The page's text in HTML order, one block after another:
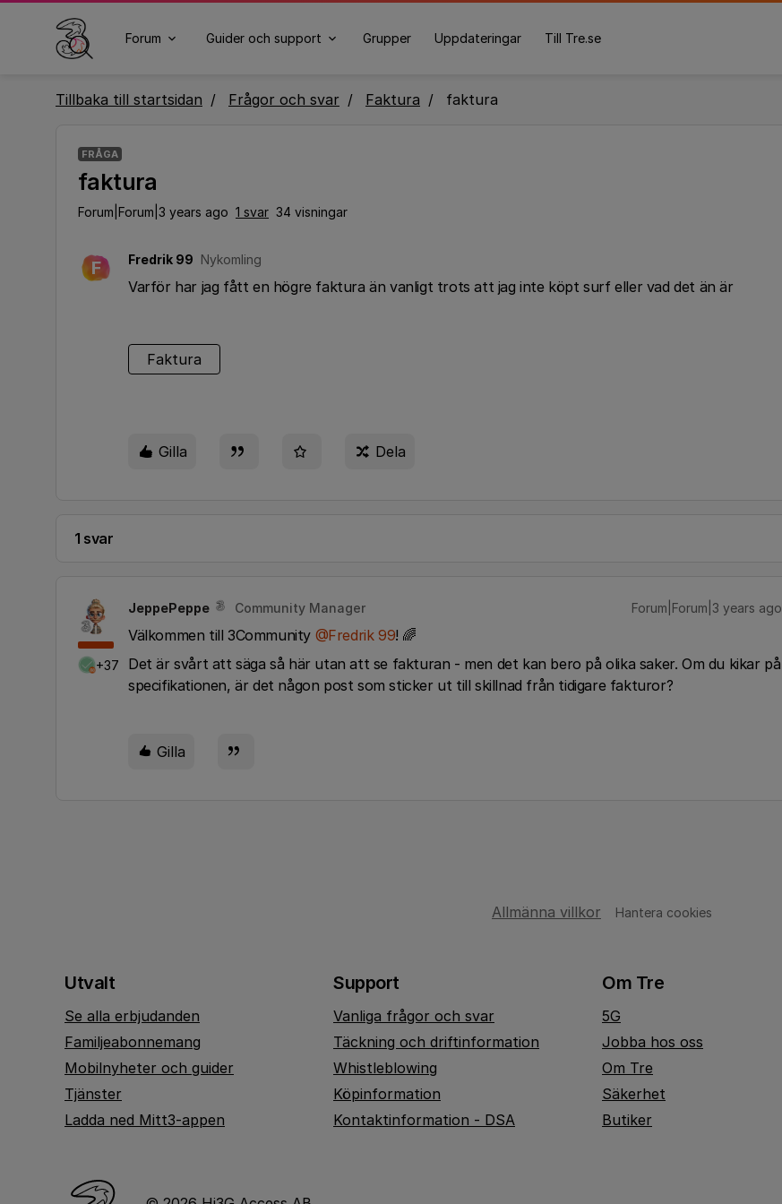
Forum Guider och support Grupper Uppdateringar Till Tre.se
Tillbaka till startsidan Frågor och svar Faktura faktura
FRÅGA
faktura
Forum|Forum|3 years ago 1 svar 34 visningar
F Fredrik 99 Nykomling
Varför har jag fått en högre faktura än vanligt trots att jag inte köpt surf eller vad det än är
Faktura
Gilla Dela
1 svar
+37
JeppePeppe Community Manager Forum|Forum|3 years ago
Välkommen till 3Community @Fredrik 99! 🌈
Det är svårt att säga så här utan att se fakturan - men det kan bero på olika saker. Om du kikar på
specifikationen, är det någon post som sticker ut till skillnad från tidigare fakturor?
Gilla
Allmänna villkor Hantera cookies
Utvalt
Se alla erbjudanden
Familjeabonnemang
Mobilnyheter och guider
Tjänster
Ladda ned Mitt3-appen
Support
Vanliga frågor och svar
Täckning och driftinformation
Whistleblowing
Köpinformation
Kontaktinformation - DSA
Om Tre
5G
Jobba hos oss
Om Tre
Säkerhet
Butiker